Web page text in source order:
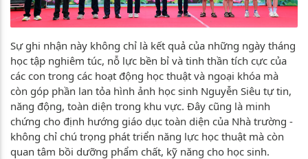
Sự ghi nhận này không chỉ là kết quả của những ngày tháng
học tập nghiêm túc, nỗ lực bền bỉ và tinh thần tích cực của
các con trong các hoạt động học thuật và ngoại khóa mà
còn góp phần lan tỏa hình ảnh học sinh Nguyễn Siêu tự tin,
năng động, toàn diện trong khu vực. Đây cũng là minh
chứng cho định hướng giáo dục toàn diện của Nhà trường -
không chỉ chú trọng phát triển năng lực học thuật mà còn
quan tâm bồi dưỡng phẩm chất, kỹ năng cho học sinh.